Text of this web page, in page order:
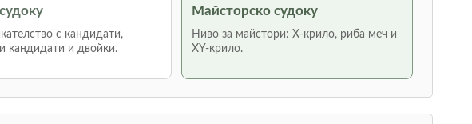
с кандидати,
кандидати и двойки.
Майсторско судоку
Ниво за майстори: Х-крило, риба меч и
XY-крило.